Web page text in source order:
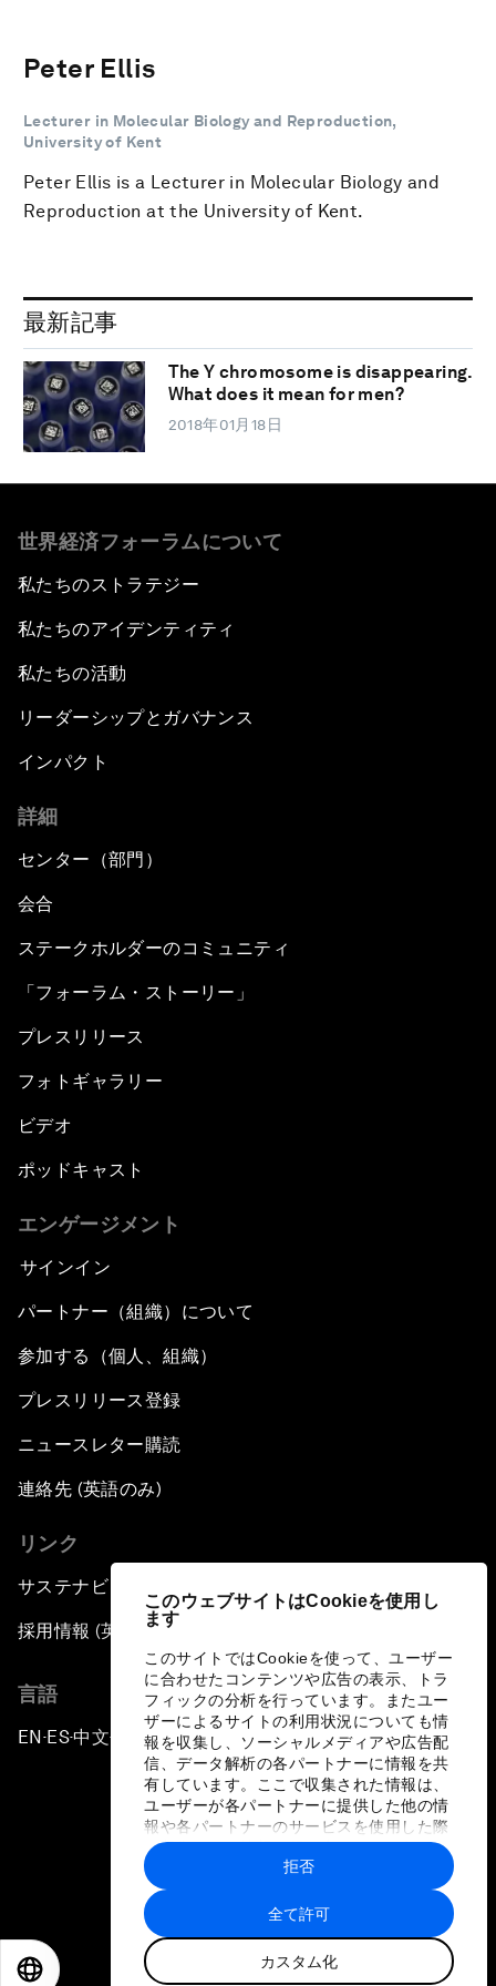
このウェブサイトはCookieを使用し
ます
このサイトではCookieを使って、ユーザー
に合わせたコンテンツや広告の表示、トラ
フィックの分析を行っています。またユー
ザーによるサイトの利用状況についても情
報を収集し、ソーシャルメディアや広告配
信、データ解析の各パートナーに情報を共
有しています。ここで収集された情報は、
ユーザーが各パートナーに提供した他の情
報や各パートナーのサービスを使用した際
に収集された情報と組み合わされ、各パー
トナーによって使用されることがありま
す。
全て許可
カスタム化
拒否
Peter Ellis
Lecturer in Molecular Biology and Reproduction,
University of Kent
Peter Ellis is a Lecturer in Molecular Biology and
Reproduction at the University of Kent.
最新記事
The Y chromosome is disappearing.
What does it mean for men?
2018年01月18日
世界経済フォーラムについて
私たちのストラテジー
私たちのアイデンティティ
私たちの活動
リーダーシップとガバナンス
インパクト
詳細
センター（部門）
会合
ステークホルダーのコミュニティ
「フォーラム・ストーリー」
プレスリリース
フォトギャラリー
ビデオ
ポッドキャスト
エンゲージメント
サインイン
パートナー（組織）について
参加する（個人、組織）
プレスリリース登録
ニュースレター購読
連絡先 (英語のみ)
リンク
サステナビリティへの取り組み
採用情報 (英語のみ)
言語
EN ▪ES▪中文▪ 日本語
プライバシーポリシーと利用規約
サイトマップ
©
世界経済フォーラム